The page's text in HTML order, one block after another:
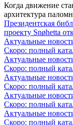
Когда движение
архитектура
Президентская
проекту Snøhetta
Актуальные
Скоро: полный
Актуальные
Скоро: полный
Актуальные
Скоро: полный
Актуальные
Скоро: полный
Актуальные
Скоро: полный